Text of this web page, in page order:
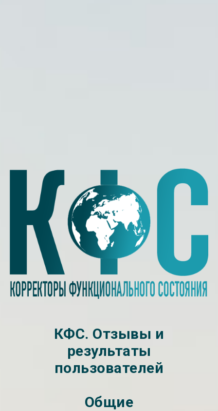
КФС. Отзывы и
результаты
пользователей
Общие